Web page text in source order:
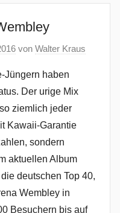
von Walter Kraus
Jüngern haben
Der urige Mix
ziemlich jeder
Kawaii-Garantie
sondern
aktuellen Album
deutschen Top 40,
Wembley in
Besuchern bis auf